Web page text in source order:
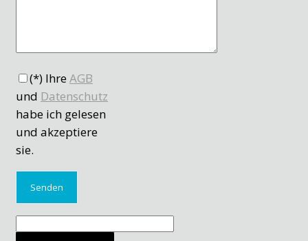
(*) IhreAGB
und Datenschutz
habe ich gelesen
und akzeptiere
sie.